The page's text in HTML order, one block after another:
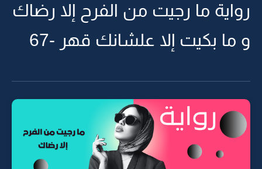
رواية ما رجيت من الفرح إلا رضاك
و ما بكيت إلا علشانك قهر -67